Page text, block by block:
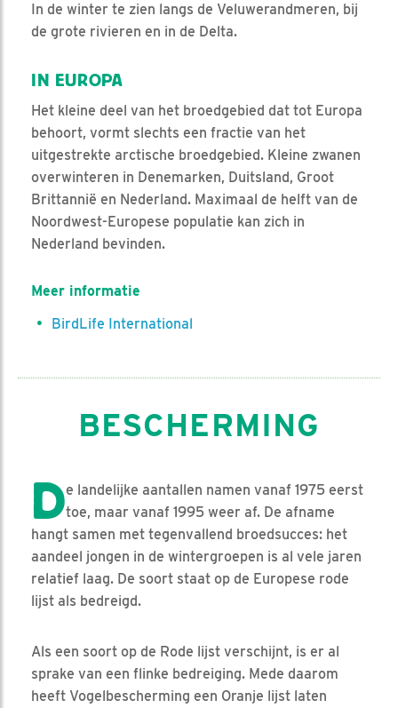
In de winter te zien langs de Veluwerandmeren, bij
de grote rivieren en in de Delta.
IN EUROPA
Het kleine deel van het broedgebied dat tot Europa
behoort, vormt slechts een fractie van het
uitgestrekte arctische broedgebied. Kleine zwanen
overwinteren in Denemarken, Duitsland, Groot
Brittannië en Nederland. Maximaal de helft van de
Noordwest-Europese populatie kan zich in
Nederland bevinden.
Meer informatie
BirdLife International
BESCHERMING
De landelijke aantallen namen vanaf 1975 eerst
toe, maar vanaf 1995 weer af. De afname
hangt samen met tegenvallend broedsucces: het
aandeel jongen in de wintergroepen is al vele jaren
relatief laag. De soort staat op de Europese rode
lijst als bedreigd.
Als een soort op de Rode lijst verschijnt, is er al
sprake van een flinke bedreiging. Mede daarom
heeft Vogelbescherming een Oranje lijst laten